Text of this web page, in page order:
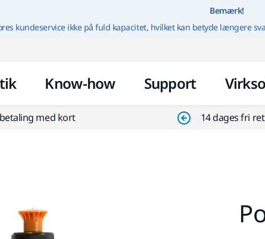
Gå til
Bemærk!
kundeservice ikke på fuld kapacitet, hvilket kan betyde længere
Know-how Support
med kort 14 dages fri